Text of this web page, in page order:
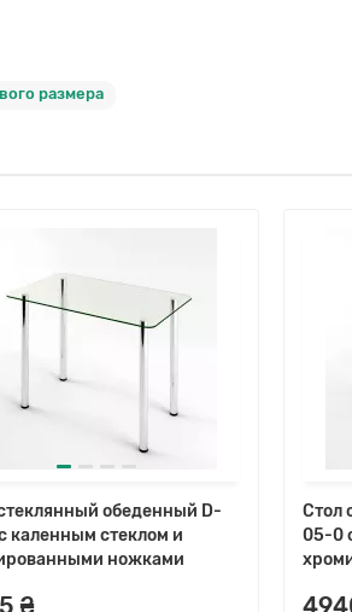
размера
обеденный D-
каленным стеклом и
ножками
Стол
05-0